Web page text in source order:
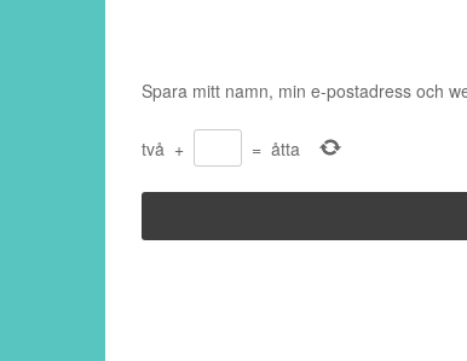
Spara mitt namn, min e-postadress och
två + = åtta